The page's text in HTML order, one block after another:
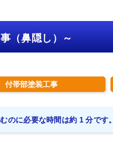
（鼻隠し）～
付帯部塗装工事
のに必要な時間は約 1 分です。